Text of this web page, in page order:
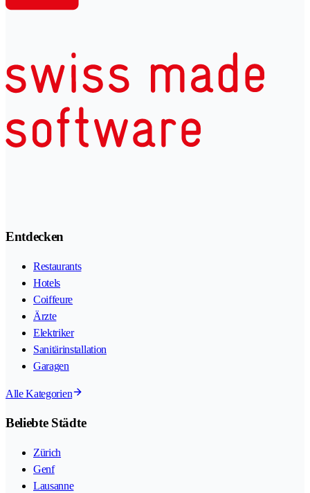
Entdecken
Restaurants
Hotels
Coiffeure
Ärzte
Elektriker
Sanitärinstallation
Garagen
Alle Kategorien
Beliebte Städte
Zürich
Genf
Lausanne